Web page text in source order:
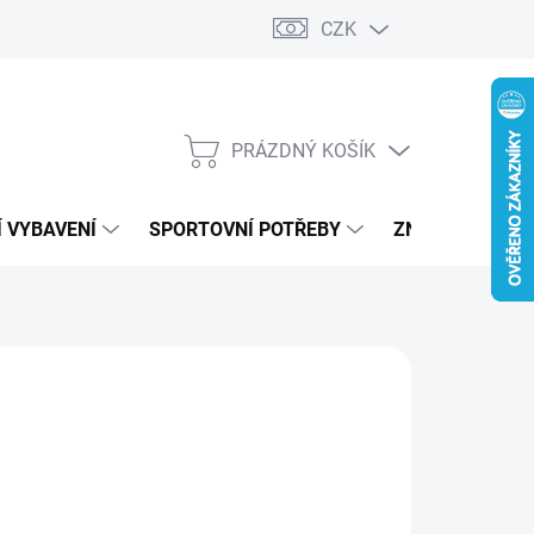
CZK
NÁKUPNÍ
PRÁZDNÝ KOŠÍK
VYBAVENÍ SPORTOVNÍ POTŘEBY ZNAČKY